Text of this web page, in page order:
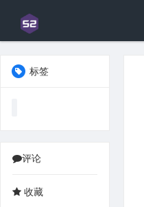
标签
评论